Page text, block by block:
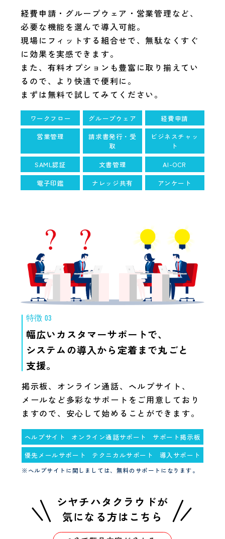
経費申請・グループウェア・営業管理など、
必要な機能を選んで導入可能。
現場にフィットする組合せで、無駄なくすぐ
に効果を実感できます。
また、有料オプションも豊富に取り揃えてい
るので、より快適で便利に。
まずは無料で試してみてください。
ワークフロー グループウェア
経費申請
営業管理
請求書発行・受
取
ビジネスチャッ
ト
SAML認証
文書管理
AI-OCR
電子印鑑
ナレッジ共有 アンケート
特徴 03
幅広いカスタマーサポートで、
システムの導入から定着まで丸ごと
支援。
掲示板、オンライン通話、ヘルプサイト、
メールなど多彩なサポートをご用意しており
ますので、安心して始めることができます。
ヘルプサイト オンライン通話サポート
サポート掲示板
優先メールサポート
テクニカルサポート 導入サポート
※ヘルプサイトに関しましては、無料のサポートになります。
シヤチハタクラウドが
気になる方はこちら